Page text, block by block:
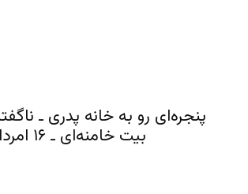
پنجره‌ای رو به خانه پدری ـ
بیت خامنه‌ای ـ ۱۶ امرداد / ۷ آگوست